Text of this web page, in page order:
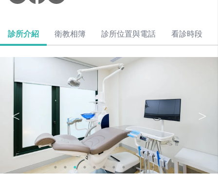
診所介紹 衛教相簿 診所位置與電話 看診時段